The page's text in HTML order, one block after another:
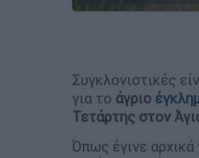
Συγκλονιστικές
για το άγριο
Τετάρτης στον
Όπως έγινε